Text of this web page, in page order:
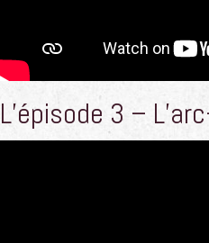
L’épisode 3 –